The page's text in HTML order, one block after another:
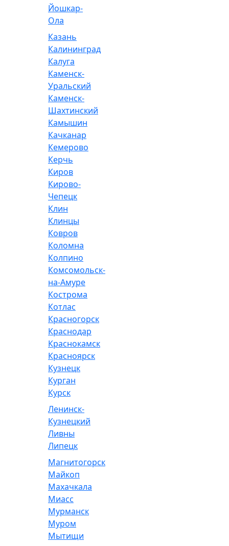
Йошкар-
Ола
Казань
Калининград
Калуга
Каменск-
Уральский
Каменск-
Шахтинский
Камышин
Качканар
Кемерово
Керчь
Киров
Кирово-
Чепецк
Клин
Клинцы
Ковров
Коломна
Колпино
Комсомольск-
на-Амуре
Кострома
Котлас
Красногорск
Краснодар
Краснокамск
Красноярск
Кузнецк
Курган
Курск
Ленинск-
Кузнецкий
Ливны
Липецк
Магнитогорск
Майкоп
Махачкала
Миасс
Мурманск
Муром
Мытищи